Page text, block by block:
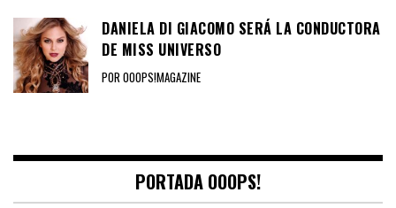
DANIELA DI GIACOMO SERÁ LA CONDUCTORA
DE MISS UNIVERSO
POR OOOPS!MAGAZINE
PORTADA OOOPS!